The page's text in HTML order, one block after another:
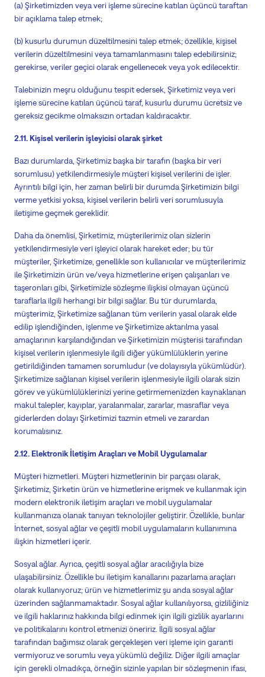
(a) Şirketimizden veya veri işleme sürecine katılan üçüncü taraftan
bir açıklama talep etmek;
(b) kusurlu durumun düzeltilmesini talep etmek; özellikle, kişisel
verilerin düzeltilmesini veya tamamlanmasını talep edebilirsiniz;
gerekirse, veriler geçici olarak engellenecek veya yok edilecektir.
Talebinizin meşru olduğunu tespit edersek, Şirketimiz veya veri
işleme sürecine katılan üçüncü taraf, kusurlu durumu ücretsiz ve
gereksiz gecikme olmaksızın ortadan kaldıracaktır.
2.11. Kişisel verilerin işleyicisi olarak şirket
Bazı durumlarda, Şirketimiz başka bir tarafın (başka bir veri
sorumlusu) yetkilendirmesiyle müşteri kişisel verilerini de işler.
Ayrıntılı bilgi için, her zaman belirli bir durumda Şirketimizin bilgi
verme yetkisi yoksa, kişisel verilerin belirli veri sorumlusuyla
iletişime geçmek gereklidir.
Daha da önemlisi, Şirketimiz, müşterilerimiz olan sizlerin
yetkilendirmesiyle veri işleyici olarak hareket eder; bu tür
müşteriler, Şirketimize, genellikle son kullanıcılar ve müşterilerimiz
ile Şirketimizin ürün ve/veya hizmetlerine erişen çalışanları ve
taşeronları gibi, Şirketimizle sözleşme ilişkisi olmayan üçüncü
taraflarla ilgili herhangi bir bilgi sağlar. Bu tür durumlarda,
müşterimiz, Şirketimize sağlanan tüm verilerin yasal olarak elde
edilip işlendiğinden, işlenme ve Şirketimize aktarılma yasal
amaçlarının karşılandığından ve Şirketimizin müşterisi tarafından
kişisel verilerin işlenmesiyle ilgili diğer yükümlülüklerin yerine
getirildiğinden tamamen sorumludur (ve dolayısıyla yükümlüdür).
Şirketimize sağlanan kişisel verilerin işlenmesiyle ilgili olarak sizin
görev ve yükümlülüklerinizi yerine getirmemenizden kaynaklanan
makul talepler, kayıplar, yaralanmalar, zararlar, masraflar veya
giderlerden dolayı Şirketimizi tazmin etmeli ve zarardan
korumalısınız.
2.12. Elektronik İletişim Araçları ve Mobil Uygulamalar
Müşteri hizmetleri. Müşteri hizmetlerinin bir parçası olarak,
Şirketimiz, Şirketin ürün ve hizmetlerine erişmek ve kullanmak için
modern elektronik iletişim araçları ve mobil uygulamalar
kullanmanıza olanak tanıyan teknolojiler geliştirir. Özellikle, bunlar
İnternet, sosyal ağlar ve çeşitli mobil uygulamaların kullanımına
ilişkin hizmetleri içerir.
Sosyal ağlar. Ayrıca, çeşitli sosyal ağlar aracılığıyla bize
ulaşabilirsiniz. Özellikle bu iletişim kanallarını pazarlama araçları
olarak kullanıyoruz; ürün ve hizmetlerimiz şu anda sosyal ağlar
üzerinden sağlanmamaktadır. Sosyal ağlar kullanılıyorsa, gizliliğiniz
ve ilgili haklarınız hakkında bilgi edinmek için ilgili gizlilik ayarlarını
ve politikalarını kontrol etmenizi öneririz. İlgili sosyal ağlar
tarafından bağımsız olarak gerçekleşen veri işleme için garanti
vermiyoruz ve sorumlu veya yükümlü değiliz. Diğer ilgili amaçlar
için gerekli olmadıkça, örneğin sizinle yapılan bir sözleşmenin ifası,